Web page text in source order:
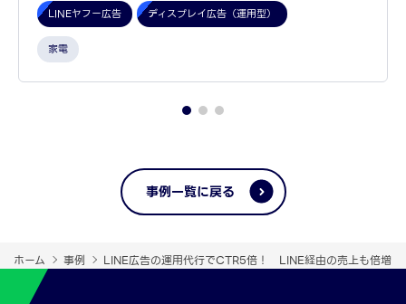
LINEヤフー広告 ディスプレイ広告（運用型）
家電
事例一覧に戻る
ホーム 事例 LINE広告の運用代行でCTR5倍！ LINE経由の売上も倍増し